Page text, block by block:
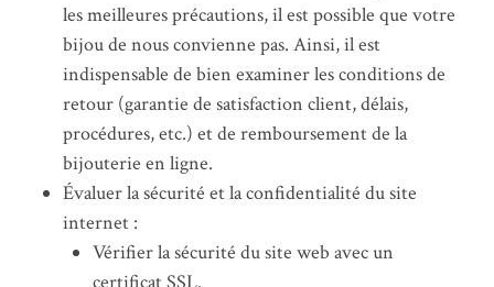
les meilleures précautions, il est possible que votre
bijou de nous convienne pas. Ainsi, il est
indispensable de bien examiner les conditions de
retour (garantie de satisfaction client, délais,
procédures, etc.) et de remboursement de la
bijouterie en ligne.
Évaluer la sécurité et la confidentialité du site
internet :
Vérifier la sécurité du site web avec un